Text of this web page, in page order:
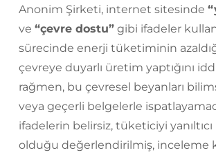
Anonim Şirketi, internet sitesinde
ve “çevre dostu”gibi ifadeler
sürecinde enerji tüketiminin
çevreye duyarlı üretim yaptığını
rağmen, bu çevresel beyanları
veya geçerli belgelerle
ifadelerin belirsiz, tüketiciyi
olduğu değerlendirilmiş, inceleme